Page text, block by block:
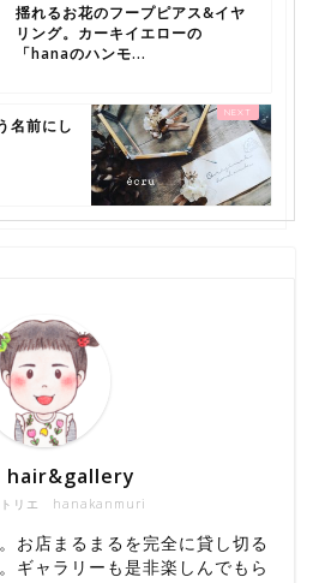
揺れるお花のフープピアス&イヤ
リング。カーキイエローの
「hanaのハンモ...
名前にし
トリエ hanakanmuri
hair&gallery
お店まるまるを完全に貸し切る
ギャラリーも是非楽しんでもら